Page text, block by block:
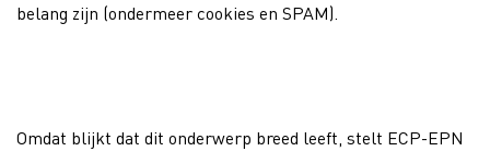
belang zijn (ondermeer cookies en SPAM).
Omdat blijkt dat dit onderwerp breed leeft, stelt ECP-EPN